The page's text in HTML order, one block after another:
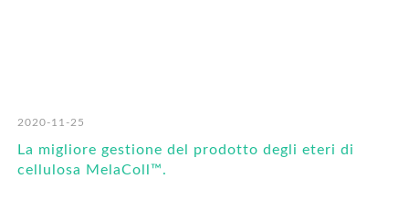
2020-11-25
La migliore gestione del prodotto degli eteri di
cellulosa MelaColl™.